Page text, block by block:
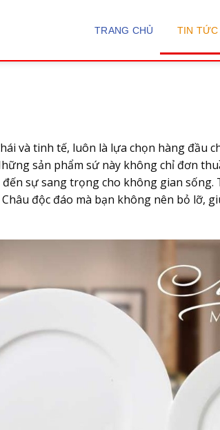
TRANG CHỦ TIN TỨC
độc đáo bạn không
và tinh tế, luôn là lựa chọn hàng đầu
sản phẩm sứ này không chỉ đơn
sự sang trọng cho không gian sống.
độc đáo mà bạn không nên bỏ lỡ,